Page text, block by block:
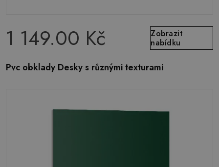
1 149.00 Kč
Zobrazit
nabídku
Pvc obklady Desky s různými texturami